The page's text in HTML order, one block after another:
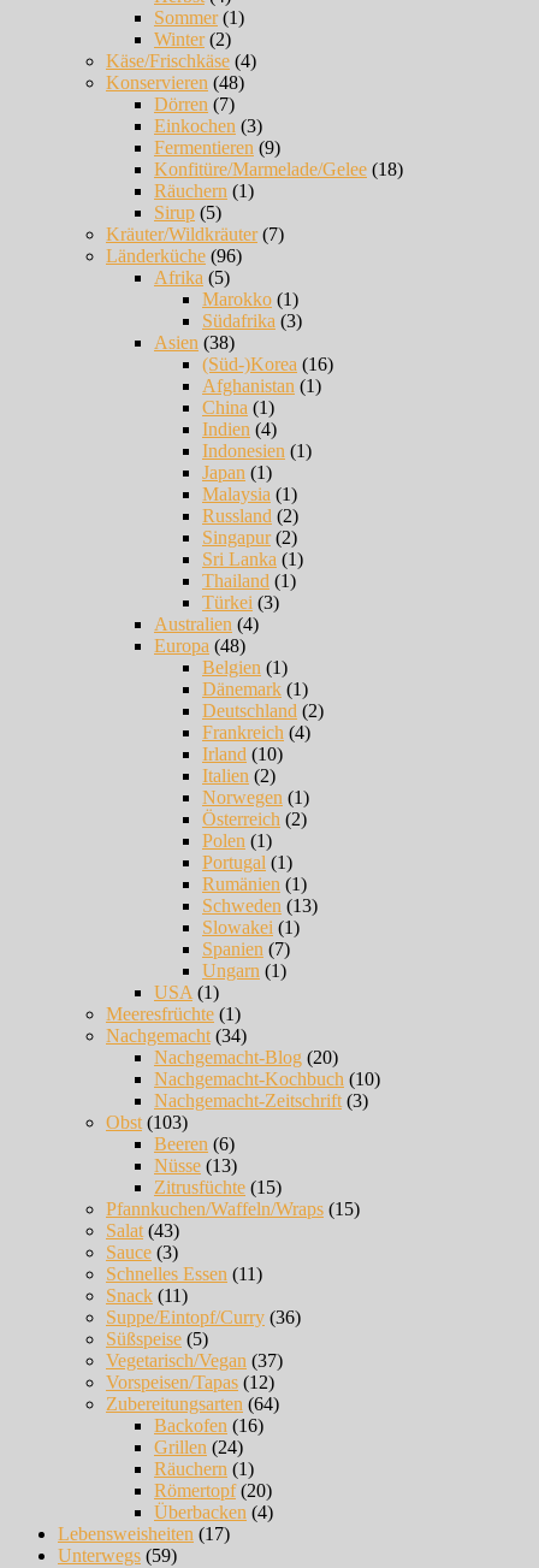
Sommer(1)
Winter(2)
Käse/Frischkäse (4)
Konservieren (48)
Dörren (7)
Einkochen (3)
Fermentieren (9)
Konfitüre/Marmelade/Gelee (18)
Räuchern (1)
Sirup (5)
Kräuter/Wildkräuter(7)
Länderküche (96)
Afrika (5)
Marokko (1)
Südafrika (3)
Asien (38)
(Süd-)Korea (16)
Afghanistan (1)
China (1)
Indien (4)
Indonesien (1)
Japan (1)
Malaysia (1)
Russland (2)
Singapur(2)
Sri Lanka (1)
Thailand (1)
Türkei (3)
Australien (4)
Europa (48)
Belgien (1)
Dänemark (1)
Deutschland (2)
Frankreich (4)
Irland (10)
Italien (2)
Norwegen (1)
Österreich (2)
Polen (1)
Portugal (1)
Rumänien (1)
Schweden (13)
Slowakei (1)
Spanien (7)
Ungarn (1)
USA (1)
Meeresfrüchte (1)
Nachgemacht (34)
Nachgemacht-Blog (20)
Nachgemacht-Kochbuch (10)
Nachgemacht-Zeitschrift (3)
Obst (103)
Beeren (6)
Nüsse (13)
Zitrusfüchte (15)
Pfannkuchen/Waffeln/Wraps (15)
Salat (43)
Sauce (3)
Schnelles Essen (11)
Snack (11)
Suppe/Eintopf/Curry (36)
Süßspeise (5)
Vegetarisch/Vegan (37)
Vorspeisen/Tapas (12)
Zubereitungsarten (64)
Backofen (16)
Grillen (24)
Räuchern (1)
Römertopf(20)
Überbacken (4)
Lebensweisheiten (17)
Unterwegs (59)